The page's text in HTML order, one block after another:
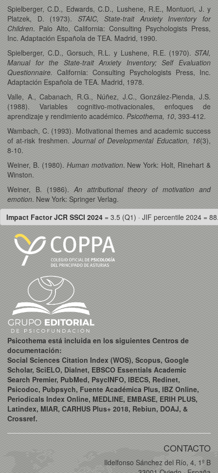
Spielberger, C.D., Edwards, C.D., Lushene, R.E., Montuori, J. y
Platzek, D. (1973). STAIC, State-trait Anxiety Inventory for
Children. Palo Alto, California: Consulting Psychologists Press,
Inc. Adaptación Española de TEA. Madrid, 1990.
Spielberger, C.D., Gorsuch, R.L. y Lushene, R.E. (1970). STAI,
Manual for the State-trait Anxiety Inventory; Self Evaluation
Questionnaire. California: Consulting Psychologists Press, Inc.
Adaptación Española de TEA. Madrid, 1978.
Valle, A., Cabanach, R.G., Núñez, J.C., González-Pienda, J.S.
(1988). Variables cognitivo-motivacionales, enfoques de
aprendizaje y rendimiento académico. Psicothema, 10, 393-412.
Wambach, C. (1993). Motivational themes and academic success
of at-risk freshmen. Journal of Developmental Education, 16(3),
8-10.
Weiner, B. (1980). Human motivation. New York: Holt, Rinehart &
Winston.
Weiner, B. (1986). An attributional theory of motivation and
emotion. New York: Springer Verlag.
Impact Factor JCR SSCI 2024 = 3.5 (Q1) · JIF percentile 2024 =
Psicothema está incluida en los siguientes Centros de
documentación:
Social Sciences Citation Index (WOS), Scopus, Google
Scholar, SciELO, Dialnet, EBSCO Essentials Academic
Search Premier, PubMed, PsycINFO, IBECS, Redinet,
Psicodoc, Pubpsych, Fuente Académica Plus, IBZ Online,
Periodicals Index Online, MEDLINE, EMBASE, ERIH PLUS,
Latindex, MIAR, CARHUS Plus+ 2018, Rebiun, DOAJ, &
Crossref.
CONTACTO
Ildelfonso Sánchez del Río, 4, 1º B